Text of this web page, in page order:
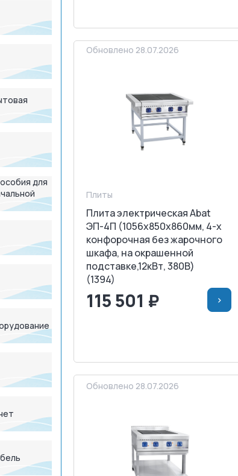
для
Обновлено 28.07.2026
Плиты
Плита электрическая Abat
ЭП-4П (1056х850х860мм, 4-х
конфорочная без жарочного
шкафа, на окрашенной
подставке,12кВт, 380В)
(1394)
115 501 ₽ >
Обновлено 28.07.2026